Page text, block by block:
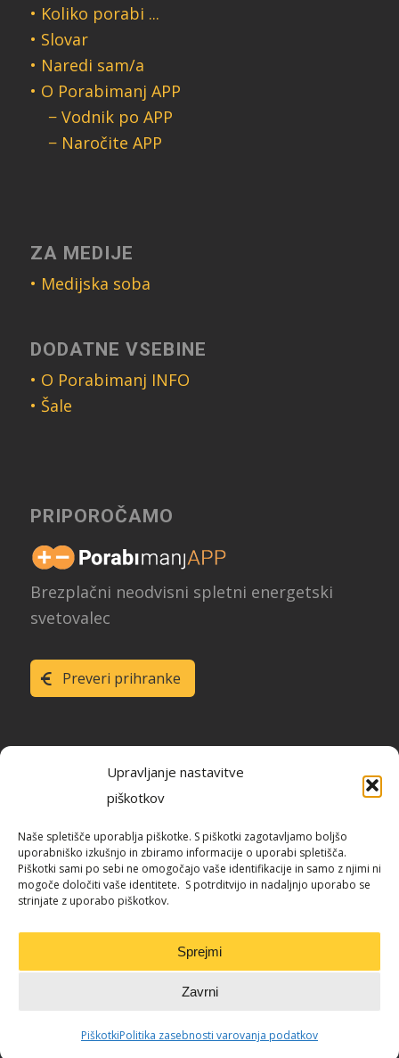
Upravljanje nastavitve
piškotkov
Naše spletišče uporablja piškotke. S piškotki zagotavljamo boljšo
uporabniško izkušnjo in zbiramo informacije o uporabi spletišča.
Piškotki sami po sebi ne omogočajo vaše identifikacije in samo z njimi ni
mogoče določiti vaše identitete. S potrditvijo in nadaljnjo uporabo se
strinjate z uporabo piškotkov.
Sprejmi
Zavrni
PiškotkiPolitika zasebnosti varovanja podatkov
• Koliko porabi ...
• Slovar
• Naredi sam/a
• O Porabimanj APP
− Vodnik po APP
− Naročite APP
ZA MEDIJE
• Medijska soba
DODATNE VSEBINE
• O Porabimanj INFO
• Šale
PRIPOROČAMO
Brezplačni neodvisni spletni energetski
svetovalec
Preveri prihranke
Slovenije
Blog / REUS
© Informa Echo d.o.o. 2017-2022